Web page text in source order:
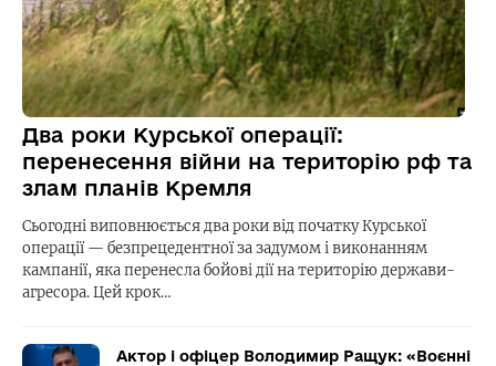
Два роки Курської операції:
перенесення війни на територію рф та
злам планів Кремля
Сьогодні виповнюється два роки від початку Курської
операції — безпрецедентної за задумом і виконанням
кампанії, яка перенесла бойові дії на територію держави-
агресора. Цей крок…
Актор і офіцер Володимир Ращук: «Воєнні